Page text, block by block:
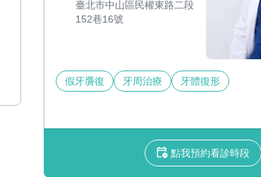
臺北市中山區民權東路二段
152巷16號
假牙贗復 牙周治療 牙體復形
點我預約看診時段